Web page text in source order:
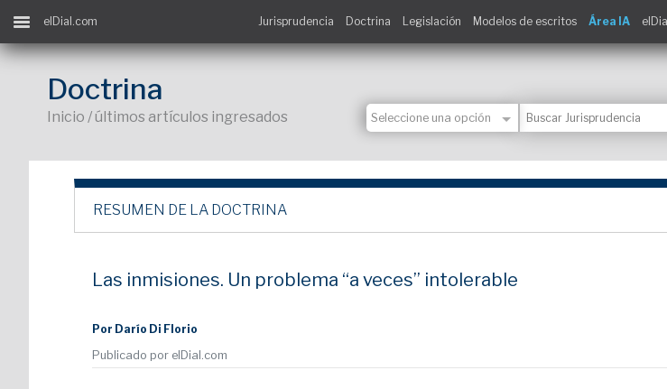
elDial.com Jurisprudencia Doctrina Legislación Modelos de escritos Área IA
Doctrina
Inicio / últimos artículos ingresados
RESUMEN DE LA DOCTRINA
Las inmisiones. Un problema “a veces” intolerable
Por Darío Di Florio
Publicado por elDial.com